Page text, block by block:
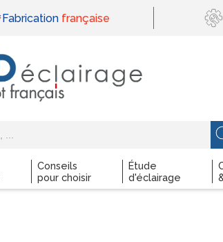
Fabrication française
Conseils
pour choisir
Étude
d'éclairage